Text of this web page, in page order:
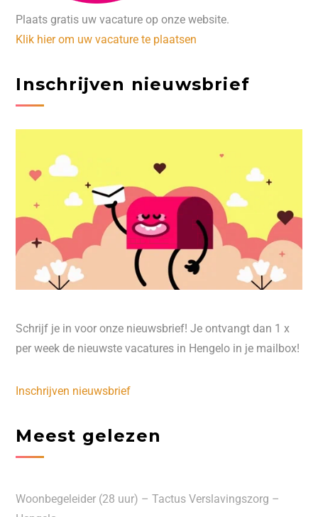
Plaats gratis uw vacature op onze website.
Klik hier om uw vacature te plaatsen
Inschrijven nieuwsbrief
Schrijf je in voor onze nieuwsbrief! Je ontvangt dan 1 x
per week de nieuwste vacatures in Hengelo in je mailbox!
Inschrijven nieuwsbrief
Meest gelezen
Woonbegeleider (28 uur) – Tactus Verslavingszorg –